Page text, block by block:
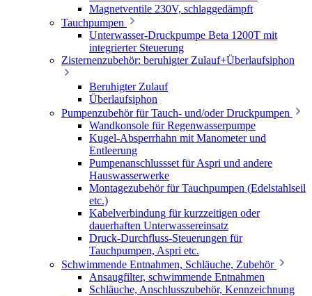
Magnetventile 230V, schlaggedämpft
Tauchpumpen
Unterwasser-Druckpumpe Beta 1200T mit
integrierter Steuerung
Zisternenzubehör: beruhigter Zulauf+Überlaufsiphon
Beruhigter Zulauf
Überlaufsiphon
Pumpenzubehör für Tauch- und/oder Druckpumpen
Wandkonsole für Regenwasserpumpe
Kugel-Absperrhahn mit Manometer und
Entleerung
Pumpenanschlussset für Aspri und andere
Hauswasserwerke
Montagezubehör für Tauchpumpen (Edelstahlseil
etc.)
Kabelverbindung für kurzzeitigen oder
dauerhaften Unterwassereinsatz
Druck-Durchfluss-Steuerungen für
Tauchpumpen, Aspri etc.
Schwimmende Entnahmen, Schläuche, Zubehör
Ansaugfilter, schwimmende Entnahmen
Schläuche, Anschlusszubehör, Kennzeichnung